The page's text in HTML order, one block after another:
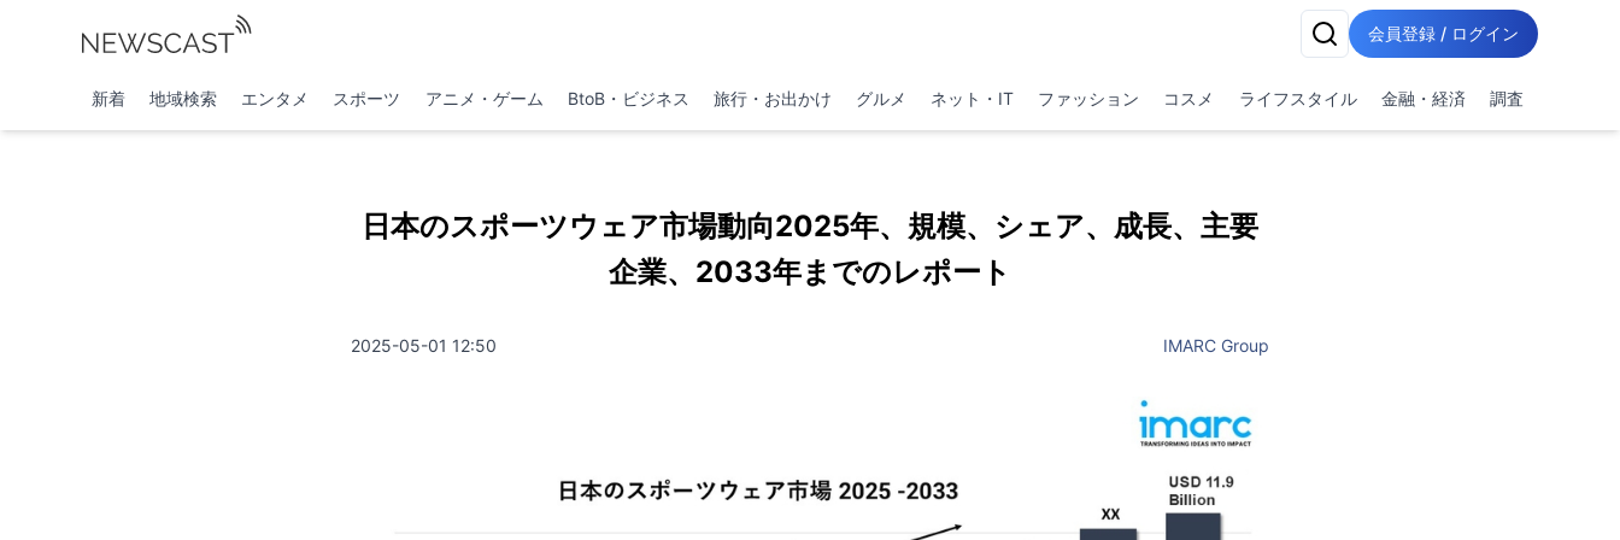
会員登録 / ログイン
新着 地域検索 エンタメ スポーツ アニメ・ゲーム BtoB・ビジネス 旅行・お出かけ グルメ ネット・IT ファッション コスメ ライフスタイル 金融・経済 調査
日本のスポーツウェア市場動向2025年、規模、シェア、成長、主要
企業、2033年までのレポート
2025-05-01 12:50 IMARC Group